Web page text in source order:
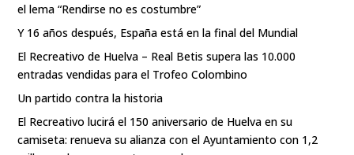
el lema “Rendirse no es costumbre”
Y 16 años después, España está en la final del Mundial
El Recreativo de Huelva – Real Betis supera las 10.000
entradas vendidas para el Trofeo Colombino
Un partido contra la historia
El Recreativo lucirá el 150 aniversario de Huelva en su
camiseta: renueva su alianza con el Ayuntamiento con 1,2